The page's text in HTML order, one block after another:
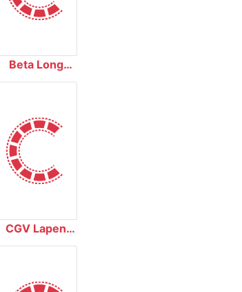
Beta Long
Xuyên
CGV Lapen
Center Vũng